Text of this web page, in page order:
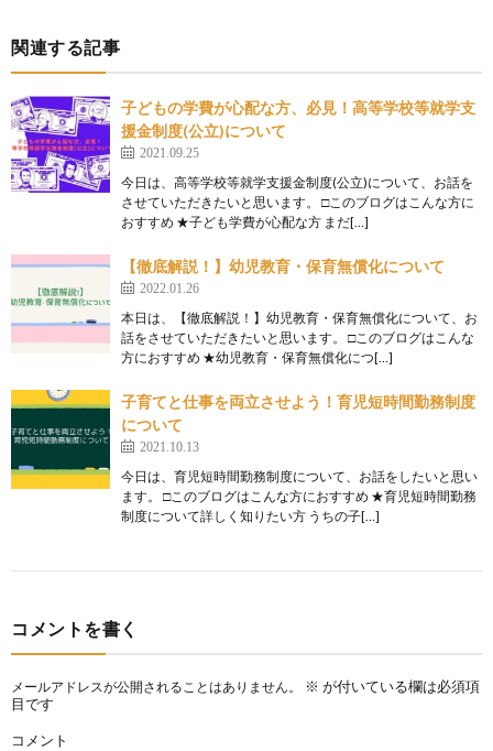
関連する記事
子どもの学費が心配な方、必見！高等学校等就学支
援金制度(公立)について
2021.09.25
今日は、高等学校等就学支援金制度(公立)について、お話を
させていただきたいと思います。 □このブログはこんな方に
おすすめ ★子ども学費が心配な方 まだ[…]
【徹底解説！】幼児教育・保育無償化について
2022.01.26
本日は、【徹底解説！】幼児教育・保育無償化について、お
話をさせていただきたいと思います。 □このブログはこんな
方におすすめ ★幼児教育・保育無償化につ[…]
子育てと仕事を両立させよう！育児短時間勤務制度
について
2021.10.13
今日は、育児短時間勤務制度について、お話をしたいと思い
ます。 □このブログはこんな方におすすめ ★育児短時間勤務
制度について詳しく知りたい方 うちの子[…]
コメントを書く
メールアドレスが公開されることはありません。 ※ が付いている欄は必須項
目です
コメント